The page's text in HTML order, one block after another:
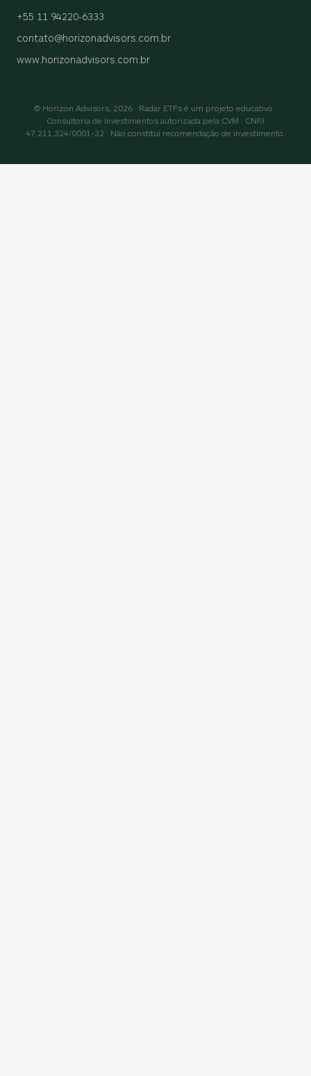
+55 11 94220-6333
contato@horizonadvisors.com.br
www.horizonadvisors.com.br
© Horizon Advisors, 2026 · Radar ETFs é um projeto educativo ·
Consultoria de Investimentos autorizada pela CVM · CNPJ
47.211.324/0001-32 · Não constitui recomendação de investimento.